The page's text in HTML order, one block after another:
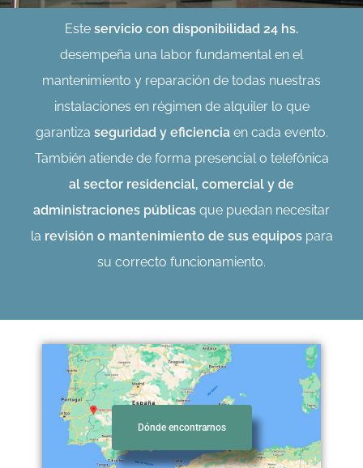
Este servicio con disponibilidad 24 hs.
desempeña una labor fundamental en el
mantenimiento y reparación de todas nuestras
instalaciones en régimen de alquiler lo que
garantiza seguridad y eficienciaen cada evento.
También atiende de forma presencial o telefónica
al sector residencial, comercial y de
administraciones públicas que puedan necesitar
la revisión o mantenimiento de sus equipospara
su correcto funcionamiento.
Dónde encontrarnos